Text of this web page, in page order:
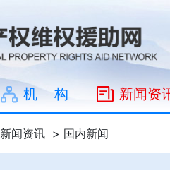
机 构 新闻资
新闻资讯 > 国内新闻